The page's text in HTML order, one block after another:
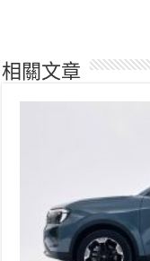
相關文章